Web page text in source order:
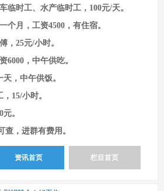
临时工、水产临时工，100元/天。
个月，工资4500，有住宿。
，25元/小时。
6000，中午供吃。
，中午供饭。
15/小时。
。
，进群有费用。
资讯首页 栏目首页